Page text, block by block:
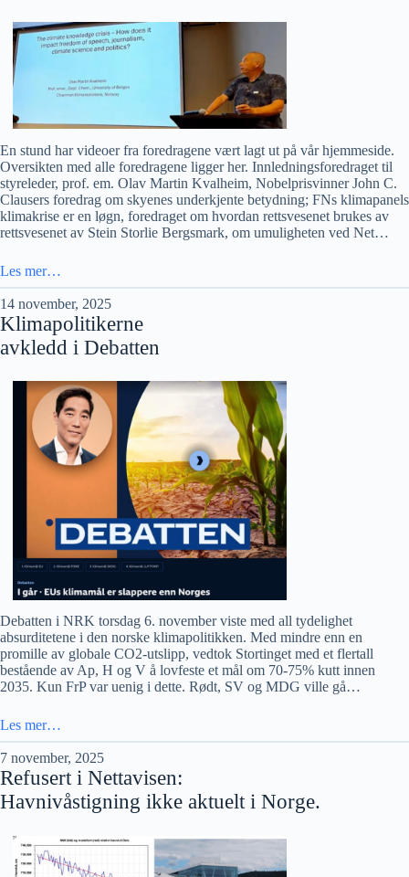
En stund har videoer fra foredragene vært lagt ut på vår hjemmeside.
Oversikten med alle foredragene ligger her. Innledningsforedraget til
styreleder, prof. em. Olav Martin Kvalheim, Nobelprisvinner John C.
Clausers foredrag om skyenes underkjente betydning; FNs klimapanels
klimakrise er en løgn, foredraget om hvordan rettsvesenet brukes av
rettsvesenet av Stein Storlie Bergsmark, om umuligheten ved Net…
Les mer…
14 november, 2025
Klimapolitikerne
avkledd i Debatten
Debatten i NRK torsdag 6. november viste med all tydelighet
absurditetene i den norske klimapolitikken. Med mindre enn en
promille av globale CO2-utslipp, vedtok Stortinget med et flertall
bestående av Ap, H og V å lovfeste et mål om 70-75% kutt innen
2035. Kun FrP var uenig i dette. Rødt, SV og MDG ville gå…
Les mer…
7 november, 2025
Refusert i Nettavisen:
Havnivåstigning ikke aktuelt i Norge.